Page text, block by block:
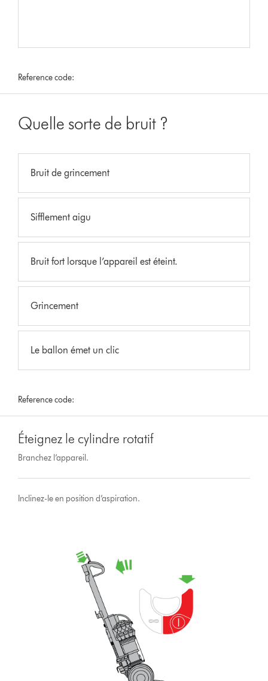
Reference code:
Quelle sorte de bruit ?
Bruit de grincement
Sifflement aigu
Bruit fort lorsque l’appareil est éteint.
Grincement
Le ballon émet un clic
Reference code:
Éteignez le cylindre rotatif
Branchez l’appareil.
Inclinez-le en position d’aspiration.